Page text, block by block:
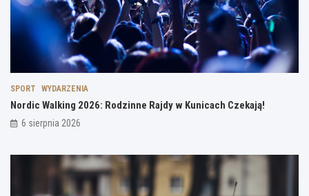
SPORT WYDARZENIA
Nordic Walking 2026: Rodzinne Rajdy w Kunicach Czekają!
6 sierpnia 2026